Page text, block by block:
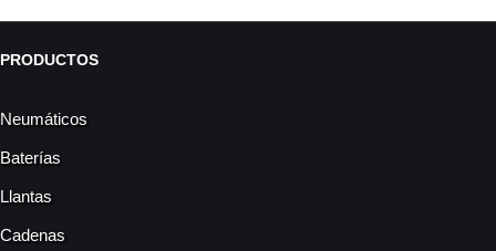
PRODUCTOS
Neumáticos
Baterías
Llantas
Cadenas